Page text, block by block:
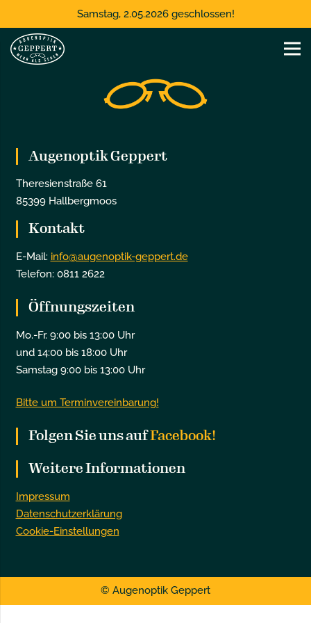
Samstag, 2.05.2026 geschlossen!
Augenoptik Geppert
Theresienstraße 61
85399 Hallbergmoos
Kontakt
E-Mail: info@augenoptik-geppert.de
Telefon: 0811 2622
Öffnungszeiten
Mo.-Fr. 9:00 bis 13:00 Uhr
und 14:00 bis 18:00 Uhr
Samstag 9:00 bis 13:00 Uhr
Bitte um Terminvereinbarung!
Folgen Sie uns aufFacebook!
Weitere Informationen
Impressum
Datenschutzerklärung
Cookie-Einstellungen
© Augenoptik Geppert